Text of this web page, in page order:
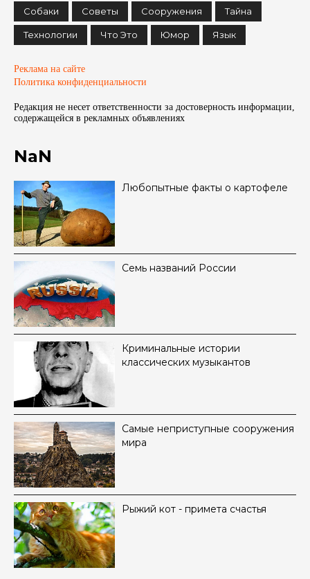
Собаки Советы Сооружения Тайна
Технологии Что Это Юмор Язык
Реклама на сайте
Политика конфиденциальности
Редакция не несет ответственности за достоверность информации,
содержащейся в рекламных объявленияx
NaN
Любопытные факты о картофеле
Семь названий России
Криминальные истории
классических музыкантов
Самые неприступные сооружения
мира
Рыжий кот - примета счастья